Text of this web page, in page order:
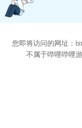
您即将访问的网址：
不属于哔哩哔哩